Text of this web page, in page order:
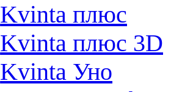
Kvinta плюс
Kvinta плюс 3D
Kvinta Уно